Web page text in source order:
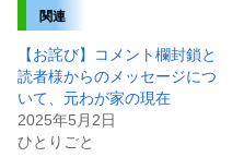
関連
【お詫び】コメント欄封鎖と
読者様からのメッセージにつ
いて、元わが家の現在
2025年5月2日
ひとりごと